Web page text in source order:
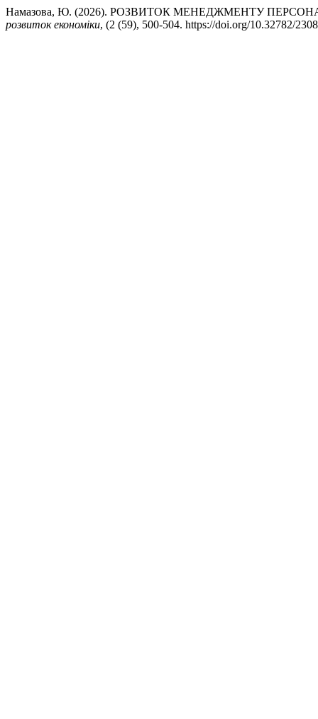
Намазова, Ю. (2026). РОЗВИТОК МЕНЕДЖМЕНТУ
розвиток економіки, (2 (59), 500-504. https://doi.org/10.32782/